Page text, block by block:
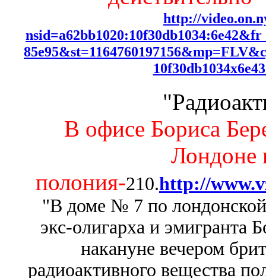
http://
В офисе Бориса
Лондоне
полония-210.http://
"В доме № 7 по
экс-олигарха и эмигранта
накануне вечером
радиоактивного вещества